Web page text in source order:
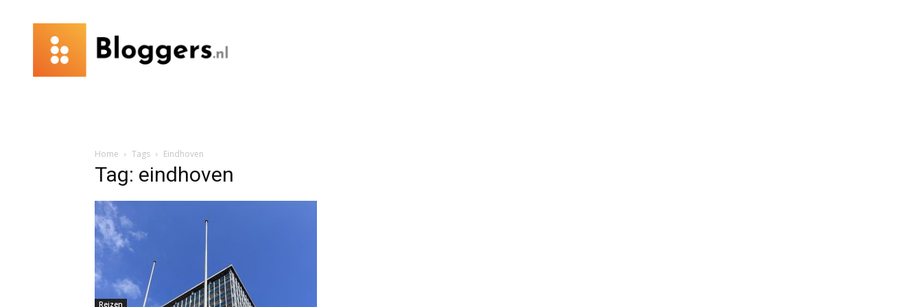
Home Tags Eindhoven
Tag: eindhoven
Reizen